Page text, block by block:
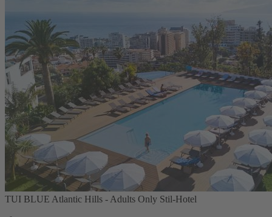
TUI BLUE Atlantic Hills - Adults Only Stil-Hotel